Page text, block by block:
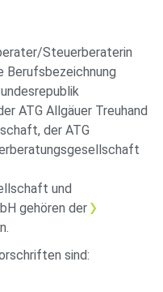
Steuerberaterin
Berufsbezeichnung
ATG Allgäuer Treuhand
der ATG
und
gehören der
sind: